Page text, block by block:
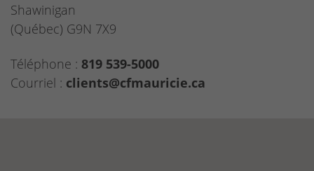
Shawinigan
(Québec) G9N 7X9
Téléphone : 819 539-5000
Courriel : clients@cfmauricie.ca